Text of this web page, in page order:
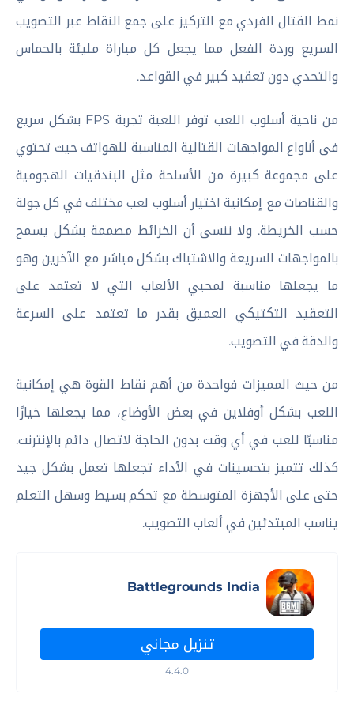
نمط القتال الفردي مع التركيز على جمع النقاط عبر التصويب
السريع وردة الفعل مما يجعل كل مباراة مليئة بالحماس
والتحدي دون تعقيد كبير في القواعد.
من ناحية أسلوب اللعب توفر اللعبة تجربة FPS بشكل سريع
فى أناواع المواجهات القتالية المناسبة للهواتف حيث تحتوي
على مجموعة كبيرة من الأسلحة مثل البندقيات الهجومية
والقناصات مع إمكانية اختيار أسلوب لعب مختلف في كل جولة
حسب الخريطة. ولا ننسى أن الخرائط مصممة بشكل يسمح
بالمواجهات السريعة والاشتباك بشكل مباشر مع الآخرين وهو
ما يجعلها مناسبة لمحبي الألعاب التي لا تعتمد على
التعقيد التكتيكي العميق بقدر ما تعتمد على السرعة
والدقة في التصويب.
من حيث المميزات فواحدة من أهم نقاط القوة هي إمكانية
اللعب بشكل أوفلاين في بعض الأوضاع، مما يجعلها خيارًا
مناسبًا للعب في أي وقت بدون الحاجة لاتصال دائم بالإنترنت.
كذلك تتميز بتحسينات في الأداء تجعلها تعمل بشكل جيد
حتى على الأجهزة المتوسطة مع تحكم بسيط وسهل التعلم
يناسب المبتدئين في ألعاب التصويب.
Battlegrounds India
تنزيل مجاني
4.4.0